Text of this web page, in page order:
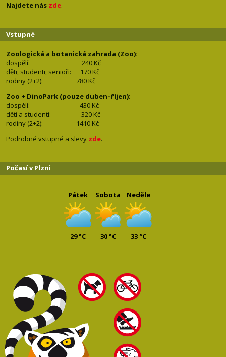
Najdete nás zde.
Vstupné
Zoologická a botanická zahrada (Zoo):
dospělí:
240 Kč
děti, studenti, senioři: 170 Kč
rodiny (2+2): 780 Kč
Zoo + DinoPark (pouze duben–říjen):
dospělí: 430 Kč
děti a studenti: 320 Kč
rodiny (2+2): 1410 Kč
Podrobné vstupné a slevy zde.
Počasí v Plzni
Pátek
29 °C
Sobota
30 °C
Neděle
33 °C